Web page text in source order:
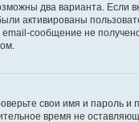
два варианта. Если
активированы
сообщение не
свои имя и пароль
время не